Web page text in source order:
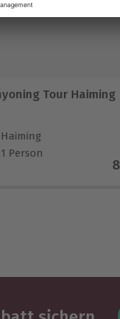
Canyoning Tour Haiming
Haiming
1 Person